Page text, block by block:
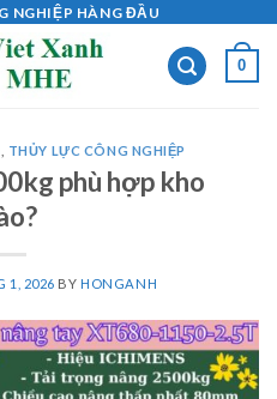
NGHIỆP HÀNG ĐẦU
0
THỦY LỰC CÔNG NGHIỆP
phù hợp kho
1, 2026 BYHONGANH